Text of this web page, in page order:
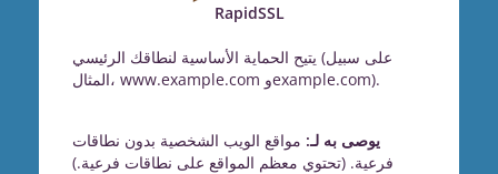
RapidSSL
يتيح الحماية الأساسية لنطاقك الرئيسي (على سبيل
المثال، www.example.com وexample.com).
يوصى به لـ: مواقع الويب الشخصية بدون نطاقات
فرعية. (تحتوي معظم المواقع على نطاقات فرعية.)